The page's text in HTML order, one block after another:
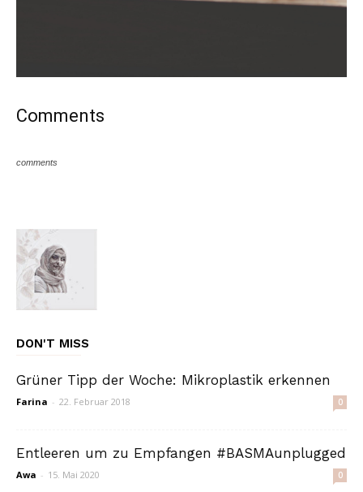
Comments
comments
DON'T MISS
Grüner Tipp der Woche: Mikroplastik erkennen
Farina - 22. Februar 2018 0
Entleeren um zu Empfangen #BASMAunplugged
Awa - 15. Mai 2020 0